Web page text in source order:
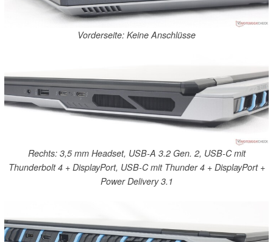
Vorderseite: Keine Anschlüsse
Rechts: 3,5 mm Headset, USB-A 3.2 Gen. 2, USB-C mit
Thunderbolt 4 + DisplayPort, USB-C mit Thunder 4 + DisplayPort +
Power Delivery 3.1